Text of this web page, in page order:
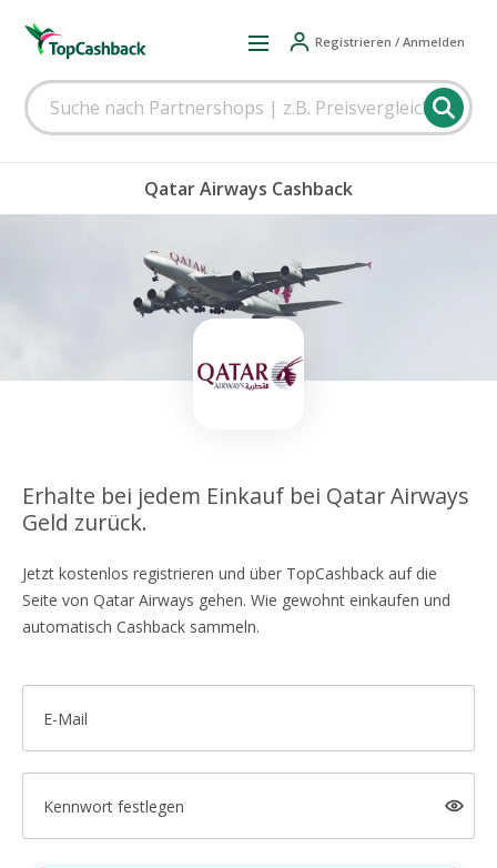
Registrieren / Anmelden
Qatar Airways Cashback
Erhalte bei jedem Einkauf bei Qatar Airways
Geld zurück.
Jetzt kostenlos registrieren und über TopCashback auf die
Seite von Qatar Airways gehen. Wie gewohnt einkaufen und
automatisch Cashback sammeln.
E-Mail
Kennwort festlegen